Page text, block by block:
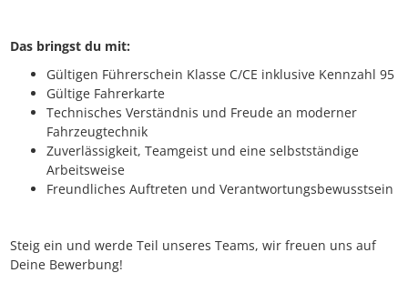
Das bringst du mit:
Gültigen Führerschein Klasse C/CE inklusive Kennzahl 95
Gültige Fahrerkarte
Technisches Verständnis und Freude an moderner
Fahrzeugtechnik
Zuverlässigkeit, Teamgeist und eine selbstständige
Arbeitsweise
Freundliches Auftreten und Verantwortungsbewusstsein
Steig ein und werde Teil unseres Teams, wir freuen uns auf
Deine Bewerbung!